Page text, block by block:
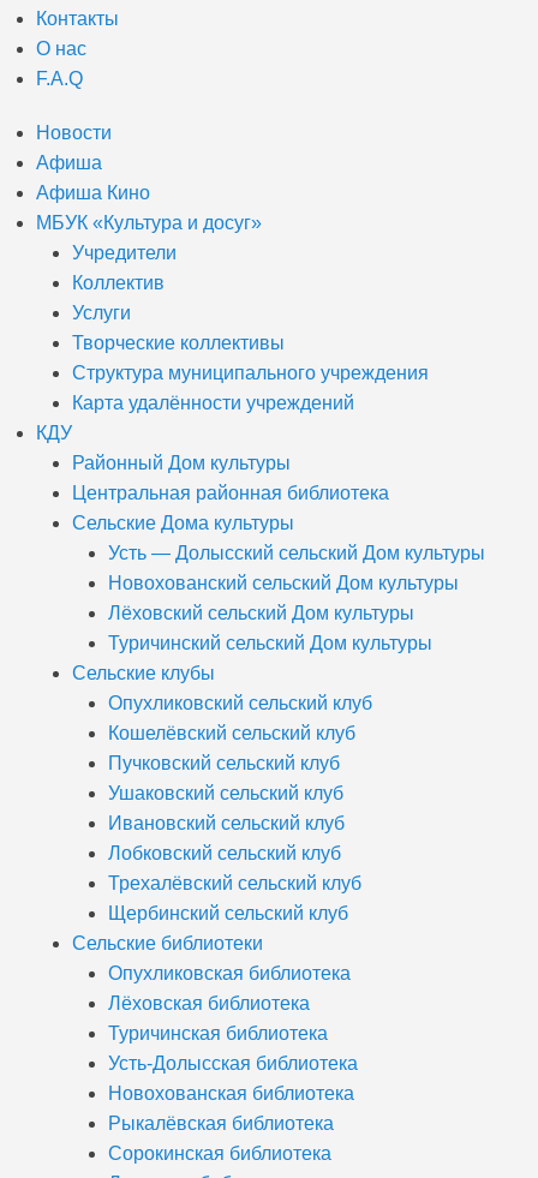
Контакты
О нас
F.A.Q
Новости
Афиша
Афиша Кино
МБУК «Культура и досуг»
Учредители
Коллектив
Услуги
Творческие коллективы
Структура муниципального учреждения
Карта удалённости учреждений
КДУ
Районный Дом культуры
Центральная районная библиотека
Сельские Дома культуры
Усть — Долысский сельский Дом культуры
Новохованский сельский Дом культуры
Лёховский сельский Дом культуры
Туричинский сельский Дом культуры
Сельские клубы
Опухликовский сельский клуб
Кошелёвский сельский клуб
Пучковский сельский клуб
Ушаковский сельский клуб
Ивановский сельский клуб
Лобковский сельский клуб
Трехалёвский сельский клуб
Щербинский сельский клуб
Сельские библиотеки
Опухликовская библиотека
Лёховская библиотека
Туричинская библиотека
Усть-Долысская библиотека
Новохованская библиотека
Рыкалёвская библиотека
Сорокинская библиотека